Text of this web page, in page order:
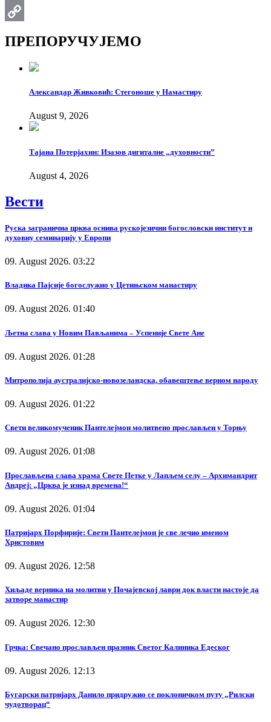
Email
ПРЕПОРУЧУЈЕМО
Александар Живковић: Стегоноше у Намастиру
August 9, 2026
Тајана Потерјахин: Изазов дигиталне „духовности”
August 4, 2026
Вести
Руска загранична црква оснива рускојезични богословски институт и
духовну семинарију у Европи
09. August 2026. 03:22
Владика Пајсије богослужио у Цетињском манастиру
09. August 2026. 01:40
Љетна слава у Новим Пављанима – Успеније Свете Ане
09. August 2026. 01:28
Митрополија аустралијско-новозеландска, обавештење верном народу
09. August 2026. 01:22
Свети великомученик Пантелејмон молитвено прослављен у Торњу
09. August 2026. 01:08
Прослављена слава храма Свете Петке у Лапљем селу – Архимандрит
Андреј: „Црква је изнад времена!“
09. August 2026. 01:04
Патријарх Порфирије: Свети Пантелејмон је све лечио именом
Христовим
09. August 2026. 12:58
Хиљаде верника на молитви у Почајевској лаври док власти настоје да
затворе манастир
09. August 2026. 12:30
Грчка: Свечано прослављен празник Светог Калиника Едеског
09. August 2026. 12:13
Бугарски патријарх Данило придружио се поклоничком путу „Рилски
чудотворац“